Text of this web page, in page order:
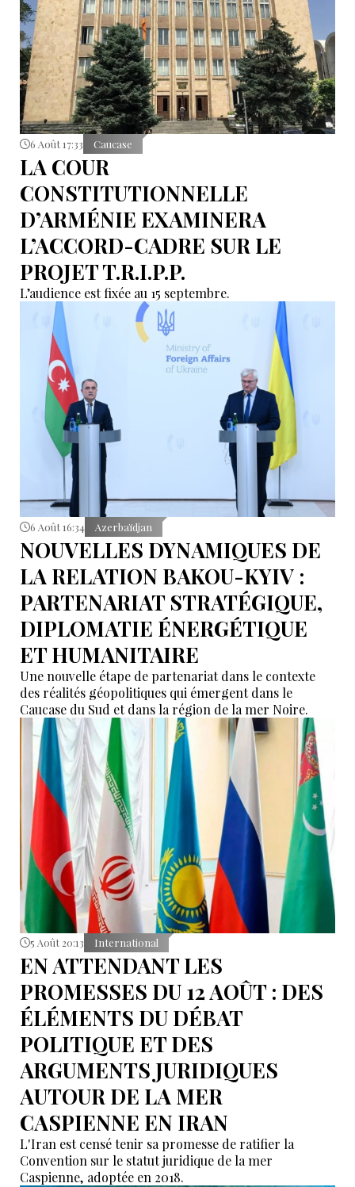
6 Août 17:33 Caucase
LA COUR
CONSTITUTIONNELLE
D’ARMÉNIE EXAMINERA
L’ACCORD-CADRE SUR LE
PROJET T.R.I.P.P.
L’audience est fixée au 15 septembre.
6 Août 16:34 Azerbaïdjan
NOUVELLES DYNAMIQUES DE
LA RELATION BAKOU-KYIV :
PARTENARIAT STRATÉGIQUE,
DIPLOMATIE ÉNERGÉTIQUE
ET HUMANITAIRE
Une nouvelle étape de partenariat dans le contexte
des réalités géopolitiques qui émergent dans le
Caucase du Sud et dans la région de la mer Noire.
5 Août 20:13 International
EN ATTENDANT LES
PROMESSES DU 12 AOÛT : DES
ÉLÉMENTS DU DÉBAT
POLITIQUE ET DES
ARGUMENTS JURIDIQUES
AUTOUR DE LA MER
CASPIENNE EN IRAN
L'Iran est censé tenir sa promesse de ratifier la
Convention sur le statut juridique de la mer
Caspienne, adoptée en 2018.